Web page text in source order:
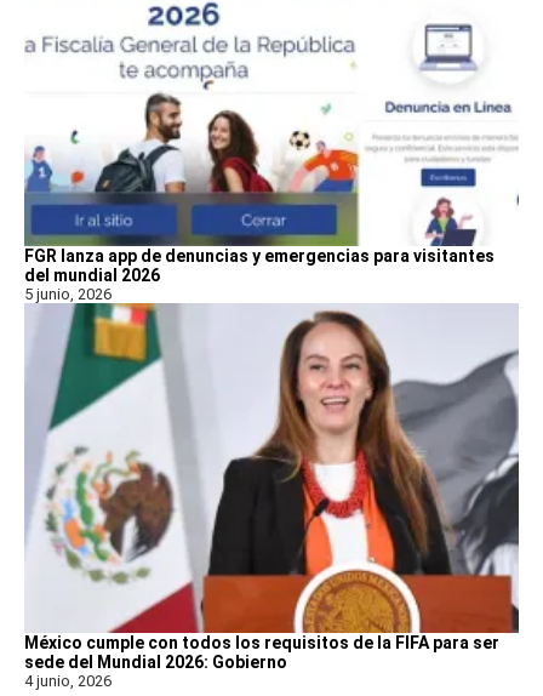
FGR lanza app de denuncias y emergencias para visitantes
del mundial 2026
5 junio, 2026
México cumple con todos los requisitos de la FIFA para ser
sede del Mundial 2026: Gobierno
4 junio, 2026